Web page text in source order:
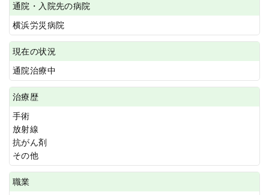
通院・入院先の病院
横浜労災病院
現在の状況
通院治療中
治療歴
手術
放射線
抗がん剤
その他
職業